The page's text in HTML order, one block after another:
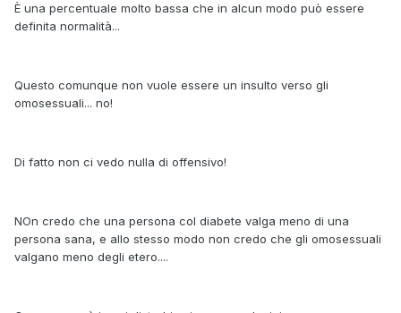
È una percentuale molto bassa che in alcun modo può essere
definita normalità...
Questo comunque non vuole essere un insulto verso gli
omosessuali... no!
Di fatto non ci vedo nulla di offensivo!
NOn credo che una persona col diabete valga meno di una
persona sana, e allo stesso modo non credo che gli omosessuali
valgano meno degli etero....